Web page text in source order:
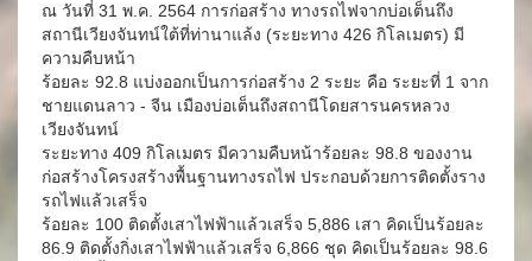
ณ วันที่ 31 พ.ค. 2564 การก่อสร้าง ทางรถไฟจากบ่อเต็นถึง
สถานีเวียงจันทน์ใต้ที่ท่านาแล้ง (ระยะทาง 426 กิโลเมตร) มี
ความคืบหน้า
ร้อยละ 92.8 แบ่งออกเป็นการก่อสร้าง 2 ระยะ คือ ระยะที่ 1 จาก
ชายแดนลาว - จีน เมืองบ่อเต็นถึงสถานีโดยสารนครหลวง
เวียงจันทน์
ระยะทาง 409 กิโลเมตร มีความคืบหน้าร้อยละ 98.8 ของงาน
ก่อสร้างโครงสร้างพื้นฐานทางรถไฟ ประกอบด้วยการติดตั้งราง
รถไฟแล้วเสร็จ
ร้อยละ 100 ติดตั้งเสาไฟฟ้าแล้วเสร็จ 5,886 เสา คิดเป็นร้อยละ
86.9 ติดตั้งกิ่งเสาไฟฟ้าแล้วเสร็จ 6,866 ชุด คิดเป็นร้อยละ 98.6